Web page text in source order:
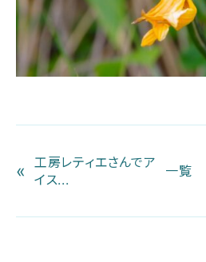
«
工房レティエさんでア
イス...
一覧